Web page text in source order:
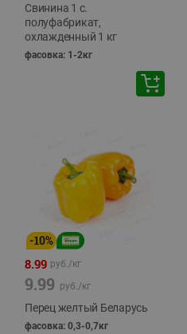
Свинина 1 с.
полуфабрикат,
охлажденный 1 кг
фасовка: 1-2кг
-10%
8.99 руб./кг
9.99 руб./кг
Перец желтый Беларусь
фасовка: 0,3-0,7кг